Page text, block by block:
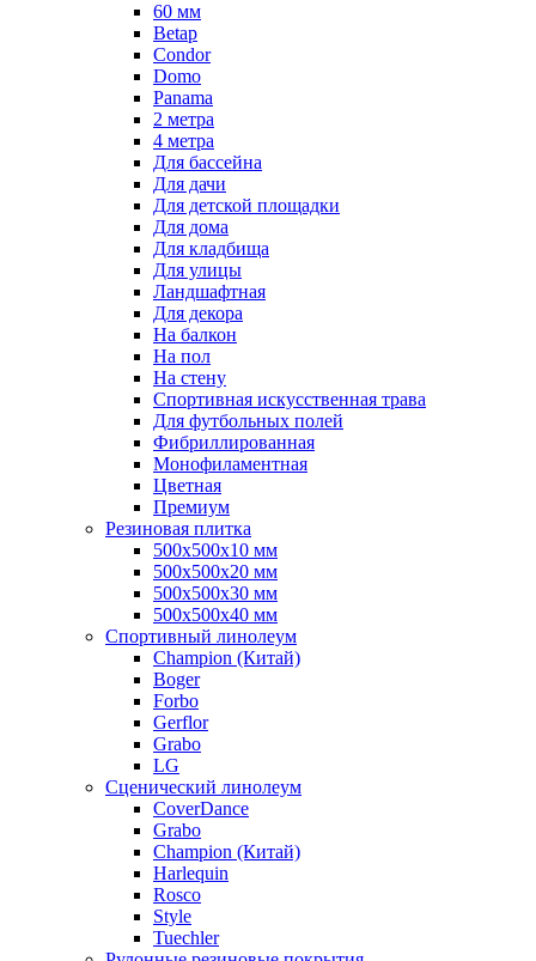
60 мм
Betap
Condor
Domo
Panama
2 метра
4 метра
Для бассейна
Для дачи
Для детской площадки
Для дома
Для кладбища
Для улицы
Ландшафтная
Для декора
На балкон
На пол
На стену
Спортивная искусственная трава
Для футбольных полей
Фибриллированная
Монофиламентная
Цветная
Премиум
Резиновая плитка
500х500х10 мм
500х500х20 мм
500х500х30 мм
500х500х40 мм
Спортивный линолеум
Champion (Китай)
Boger
Forbo
Gerflor
Grabo
LG
Сценический линолеум
CoverDance
Grabo
Champion (Китай)
Harlequin
Rosco
Style
Tuechler